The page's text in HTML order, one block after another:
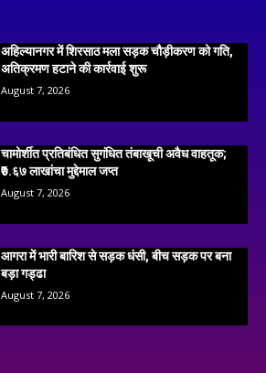
अहिल्यानगर में शिरसाठ मला सड़क चौड़ीकरण को गति,
अतिक्रमण हटाने की कार्रवाई शुरू
August 7, 2026
चामोर्शीत प्रतिबंधित सुगंधित तंबाखूची अवैध वाहतूक;
₹७.६७ लाखांचा मुद्देमाल जप्त
August 7, 2026
आगरा में भारी बारिश से सड़क धंसी, बीच सड़क पर बना
बड़ा गड्ढा
August 7, 2026